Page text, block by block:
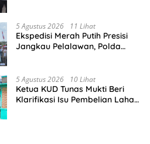
5 Agustus 2026 11 Lihat
Ekspedisi Merah Putih Presisi
Jangkau Pelalawan, Polda
Terluar
5 Agustus 2026 10 Lihat
Ketua KUD Tunas Mukti Beri
Klarifikasi Isu Pembelian Lahan